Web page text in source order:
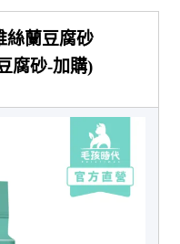
絲蘭豆腐砂
腐砂-加購)